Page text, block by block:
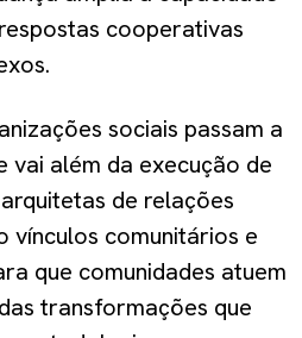
cooperativas
sociais passam a
vai além da execução de
de relações
vínculos comunitários e
que comunidades atuem
transformações que